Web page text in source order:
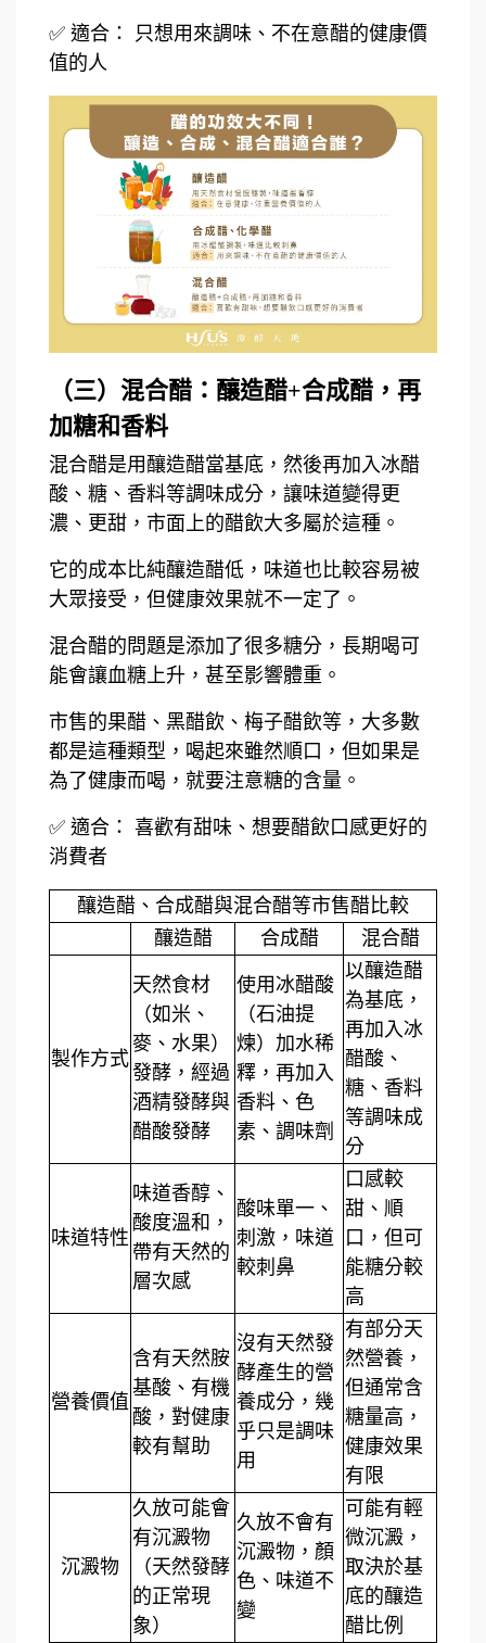
✅ 適合： 只想用來調味、不在意醋的健康價
值的人
（三）混合醋：釀造醋+合成醋，再
加糖和香料
混合醋是用釀造醋當基底，然後再加入冰醋
酸、糖、香料等調味成分，讓味道變得更
濃、更甜，市面上的醋飲大多屬於這種。
它的成本比純釀造醋低，味道也比較容易被
大眾接受，但健康效果就不一定了。
混合醋的問題是添加了很多糖分，長期喝可
能會讓血糖上升，甚至影響體重。
市售的果醋、黑醋飲、梅子醋飲等，大多數
都是這種類型，喝起來雖然順口，但如果是
為了健康而喝，就要注意糖的含量。
✅ 適合： 喜歡有甜味、想要醋飲口感更好的
消費者
釀造醋、合成醋與混合醋等市售醋比較
釀造醋
合成醋 混合醋
製作方式
天然食材
（如米、
麥、水果）
發酵，經過
酒精發酵與
醋酸發酵
使用冰醋酸
（石油提
煉）加水稀
釋，再加入
香料、色
素、調味劑
以釀造醋
為基底，
再加入冰
醋酸、
糖、香料
等調味成
分
味道特性
味道香醇、
酸度溫和，
帶有天然的
層次感
酸味單一、
刺激，味道
較刺鼻
口感較
甜、順
口，但可
能糖分較
高
營養價值
含有天然胺
基酸、有機
酸，對健康
較有幫助
沒有天然發
酵產生的營
養成分，幾
乎只是調味
用
有部分天
然營養，
但通常含
糖量高，
健康效果
有限
沉澱物
久放可能會
有沉澱物
（天然發酵
的正常現
象）
久放不會有
沉澱物，顏
色、味道不
變
可能有輕
微沉澱，
取決於基
底的釀造
醋比例